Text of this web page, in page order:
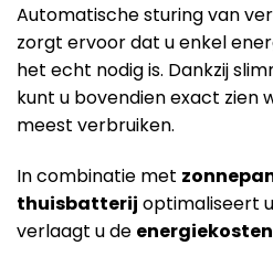
Automatische sturing van
zorgt ervoor dat u enkel
het echt nodig is. Dankzij
kunt u bovendien exact zien
meest verbruiken.
In combinatie met
thuisbatterij optimaliseert
verlaagt u de energiekosten